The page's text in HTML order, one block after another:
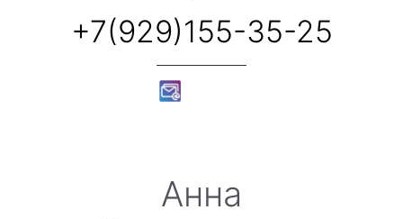
+7(929)155-35-25
Анна